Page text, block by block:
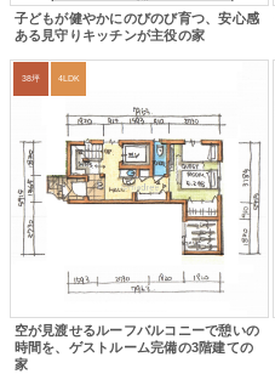
子どもが健やかにのびのび育つ、安心感
ある見守りキッチンが主役の家
38坪 4LDK
空が見渡せるルーフバルコニーで憩いの
時間を、ゲストルーム完備の3階建ての
家